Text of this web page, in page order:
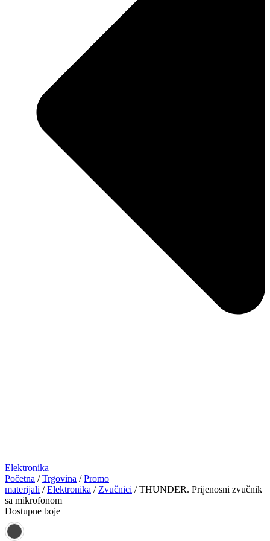
Elektronika
Početna /Trgovina /Promo
materijali /Elektronika / Zvučnici / THUNDER. Prijenosni zvučnik
sa mikrofonom
Dostupne boje